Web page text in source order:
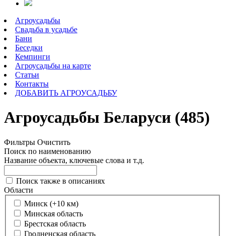
Агроусадьбы
Свадьба в усадьбе
Бани
Беседки
Кемпинги
Агроусадьбы на карте
Статьи
Контакты
ДОБАВИТЬ АГРОУСАДЬБУ
Агроусадьбы Беларуси (485)
Фильтры Очистить
Поиск по наименованию
Название объекта, ключевые слова и т.д.
Поиск также в описаниях
Области
Минск (+10 км)
Минская область
Брестская область
Гродненская область